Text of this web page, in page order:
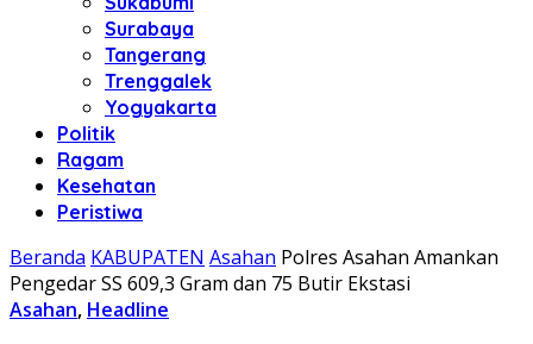
Surabaya
Tangerang
Trenggalek
Yogyakarta
Politik
Ragam
Kesehatan
Peristiwa
Beranda KABUPATEN Asahan Polres Asahan Amankan
Pengedar SS 609,3 Gram dan 75 Butir Ekstasi
Asahan, Headline